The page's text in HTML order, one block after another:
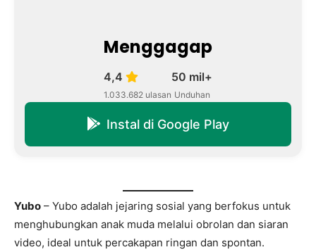
Menggagap
4,4
1.033.682 ulasan
50 mil+
Unduhan
Instal di Google Play
Yubo – Yubo adalah jejaring sosial yang berfokus untuk
menghubungkan anak muda melalui obrolan dan siaran
video, ideal untuk percakapan ringan dan spontan.